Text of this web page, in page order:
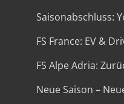
Saisonabschluss:
FS France: EV &
FS Alpe Adria:
Neue Saison –